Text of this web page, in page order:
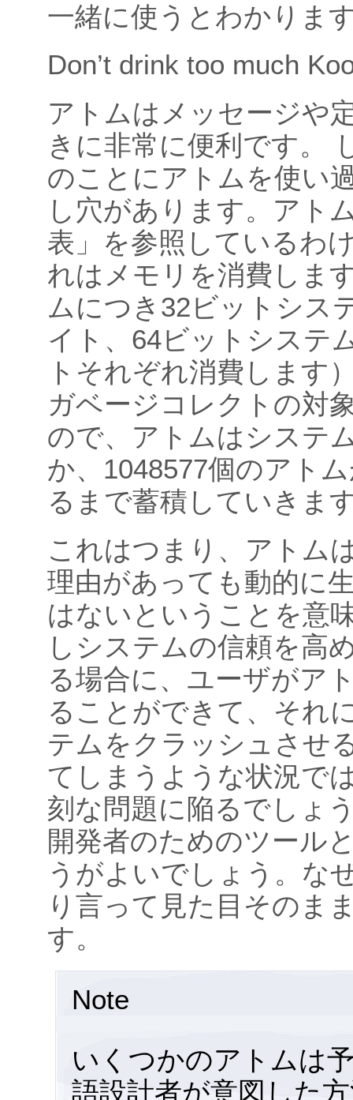
一緒に使うとわかりま
Don’t drink too much
アトムはメッセージや
きに非常に便利です。
のことにアトムを使い
し穴があります。アト
表」を参照しているわ
れはメモリを消費しま
ムにつき32ビットシス
イト、64ビットシステ
トそれぞれ消費します
ガベージコレクトの対
ので、アトムはシステ
か、1048577個のアト
るまで蓄積していきま
これはつまり、アトム
理由があっても動的に
はないということを意
しシステムの信頼を高
る場合に、ユーザがア
ることができて、それ
テムをクラッシュさせ
てしまうような状況で
刻な問題に陥るでしょ
開発者のためのツール
うがよいでしょう。な
り言って見た目そのま
す。
Note
いくつかのアトムは
語設計者が意図した